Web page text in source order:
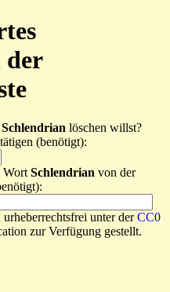
der
Schlendrian löschen willst?
(benötigt):
Wort Schlendrian von der
unter derCC0
zur Verfügung gestellt.